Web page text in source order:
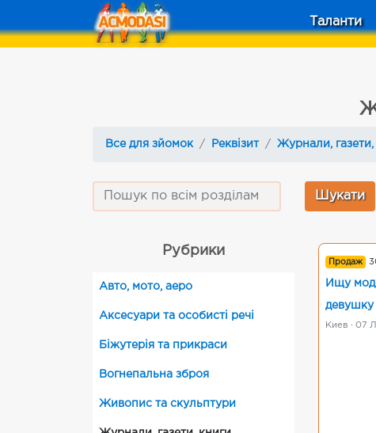
Таланти
Все для зйомок Реквізит Журнали, газети,
Рубрики
Авто, мото, аеро
Аксесуари та особисті речі
Біжутерія та прикраси
Вогнепальна зброя
Живопис та скульптури
Продаж
Ищу
девушку
Киев · 07